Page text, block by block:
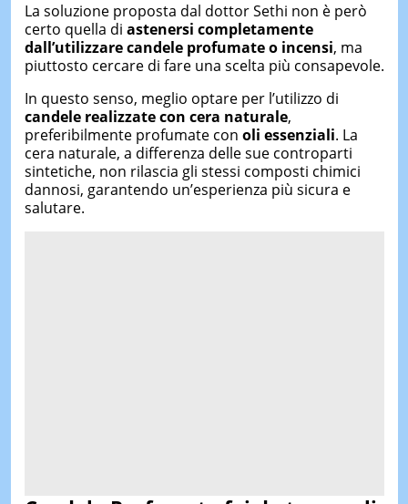
La soluzione proposta dal dottor Sethi non è però
certo quella di astenersi completamente
dall’utilizzare candele profumate o incensi, ma
piuttosto cercare di fare una scelta più consapevole.
In questo senso, meglio optare per l’utilizzo di
candele realizzate con cera naturale,
preferibilmente profumate con oli essenziali. La
cera naturale, a differenza delle sue controparti
sintetiche, non rilascia gli stessi composti chimici
dannosi, garantendo un’esperienza più sicura e
salutare.